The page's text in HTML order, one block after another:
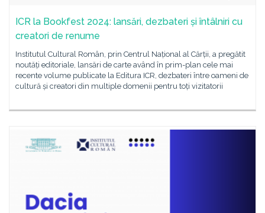
ICR la Bookfest 2024: lansări, dezbateri și întâlniri cu
creatori de renume
Institutul Cultural Român, prin Centrul Național al Cărții, a pregătit
noutăți editoriale, lansări de carte având în prim-plan cele mai
recente volume publicate la Editura ICR, dezbateri între oameni de
cultură și creatori din multiple domenii pentru toți vizitatorii